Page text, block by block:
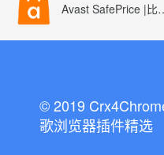
Avast
© 2019
歌浏览器插件精选